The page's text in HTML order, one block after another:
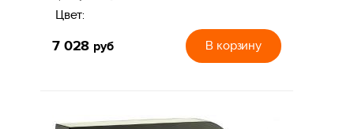
Цвет:
7 028 руб В корзину